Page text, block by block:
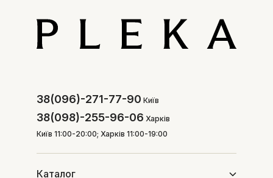
38(096)-271-77-90 Київ
38(098)-255-96-06 Харків
Київ 11:00-20:00; Харків 11:00-19:00
Каталог